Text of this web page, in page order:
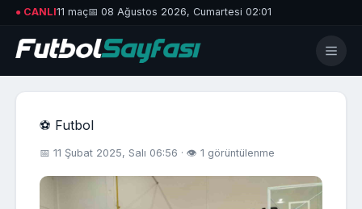
● CANLI11 maç📅 08 Ağustos 2026, Cumartesi 02:01
⚽ Futbol
📅 11 Şubat 2025, Salı 06:56 · 👁 1 görüntülenme